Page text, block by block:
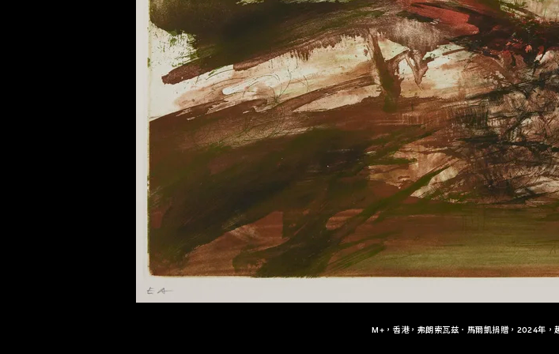
M+，香港，弗朗索瓦兹．馬爾凱捐贈，2024年